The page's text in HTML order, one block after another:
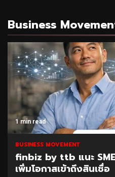
Business
1 min read
BUSINESS MOVEMENT
finbiz by ttb แนะ
เพิ่มโอกาสเข้าถึงสินเชื่อ